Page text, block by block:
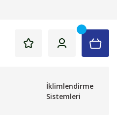
İklimlendirme
Sistemleri